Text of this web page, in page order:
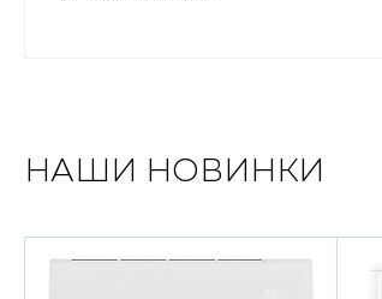
НАШИ НОВИНКИ